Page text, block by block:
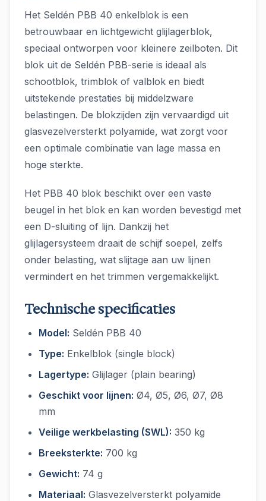
Het Seldén PBB 40 enkelblok is een
betrouwbaar en lichtgewicht glijlagerblok,
speciaal ontworpen voor kleinere zeilboten. Dit
blok uit de Seldén PBB-serie is ideaal als
schootblok, trimblok of valblok en biedt
uitstekende prestaties bij middelzware
belastingen. De blokzijden zijn vervaardigd uit
glasvezelversterkt polyamide, wat zorgt voor
een optimale combinatie van lage massa en
hoge sterkte.
Het PBB 40 blok beschikt over een vaste
beugel in het blok en kan worden bevestigd met
een D-sluiting of lijn. Dankzij het
glijlagersysteem draait de schijf soepel, zelfs
onder belasting, wat slijtage aan uw lijnen
vermindert en het trimmen vergemakkelijkt.
Technische specificaties
Model: Seldén PBB 40
Type: Enkelblok (single block)
Lagertype: Glijlager (plain bearing)
Geschikt voor lijnen: Ø4, Ø5, Ø6, Ø7, Ø8
mm
Veilige werkbelasting (SWL): 350 kg
Breeksterkte: 700 kg
Gewicht: 74 g
Materiaal: Glasvezelversterkt polyamide